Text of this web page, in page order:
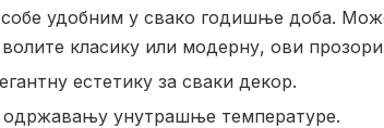
собе удобним у свако годишње доба.
класику или модерну, ови прозори
естетику за сваки декор.
одржавању унутрашње температуре.